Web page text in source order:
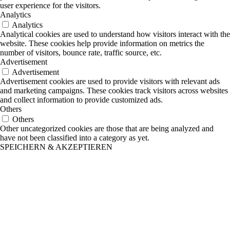
user experience for the visitors.
Analytics
Analytics
Analytical cookies are used to understand how visitors interact with the
website. These cookies help provide information on metrics the
number of visitors, bounce rate, traffic source, etc.
Advertisement
Advertisement
Advertisement cookies are used to provide visitors with relevant ads
and marketing campaigns. These cookies track visitors across websites
and collect information to provide customized ads.
Others
Others
Other uncategorized cookies are those that are being analyzed and
have not been classified into a category as yet.
SPEICHERN & AKZEPTIEREN